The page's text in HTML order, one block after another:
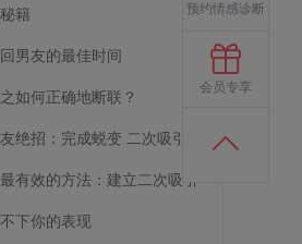
籍
男友的最佳时间
如何正确地断联？
绝招：完成蜕变 二次吸引
有效的方法：建立二次吸引
下你的表现
预约情感诊断
会员专享